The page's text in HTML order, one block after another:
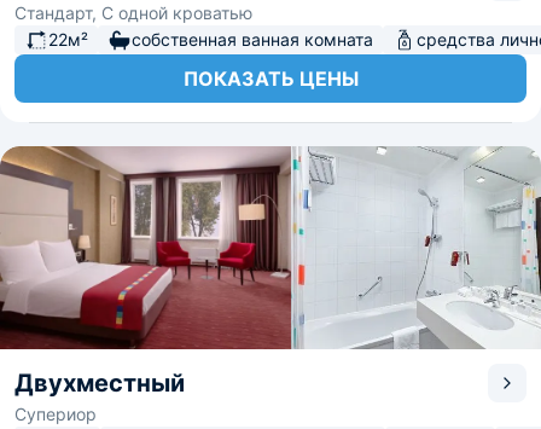
Стандарт, С одной кроватью
22м²
собственная ванная комната средства
ПОКАЗАТЬ ЦЕНЫ
Двухместный
Супериор